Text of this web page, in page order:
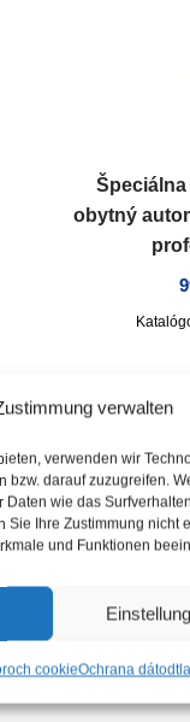
verwalten
verwenden wir
bzw. darauf zuzugreifen.
wie das
Sie Ihre Zustimmung nicht
und Funktionen
cookieOchrana dát
obytný
Čas